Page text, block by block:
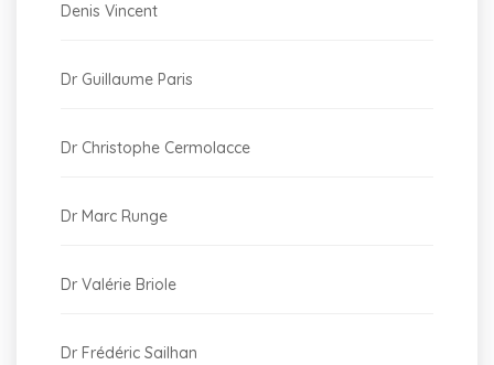
Denis Vincent
Dr Guillaume Paris
Dr Christophe Cermolacce
Dr Marc Runge
Dr Valérie Briole
Dr Frédéric Sailhan